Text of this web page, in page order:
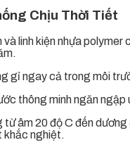
Chịu Thời Tiết
và linh kiện nhựa
gỉ ngay cả trong môi
thông minh ngăn
từ âm 20 độ C đến
khắc nghiệt.